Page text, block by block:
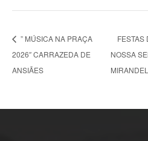
” MÚSICA NA PRAÇA
2026″ CARRAZEDA DE
ANSIÃES
FESTAS
NOSSA